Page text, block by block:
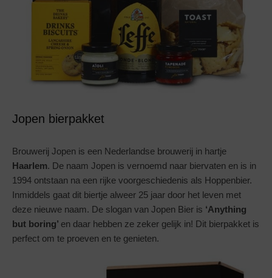
Jopen bierpakket
Brouwerij Jopen is een Nederlandse brouwerij in hartje
Haarlem. De naam Jopen is vernoemd naar biervaten en is in
1994 ontstaan na een rijke voorgeschiedenis als Hoppenbier.
Inmiddels gaat dit biertje alweer 25 jaar door het leven met
deze nieuwe naam. De slogan van Jopen Bier is ‘Anything
but boring’ en daar hebben ze zeker gelijk in! Dit bierpakket is
perfect om te proeven en te genieten.